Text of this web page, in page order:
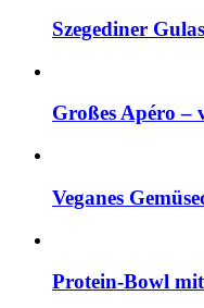
Szegediner
Großes Apéro –
Veganes
Protein-Bowl